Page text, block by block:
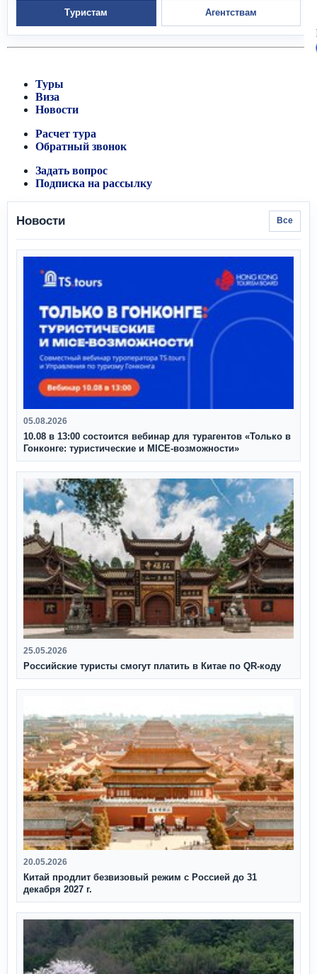
Туристам Агентствам
Туры
Виза
Новости
Расчет тура
Обратный звонок
Задать вопрос
Подписка на рассылку
Новости Все
05.08.2026
10.08 в 13:00 состоится вебинар для турагентов «Только в
Гонконге: туристические и MICE-возможности»
25.05.2026
Российские туристы смогут платить в Китае по QR‑коду
20.05.2026
Китай продлит безвизовый режим с Россией до 31
декабря 2027 г.